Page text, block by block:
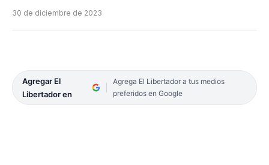
30 de diciembre de 2023
Agregar El
Libertador en
Agrega El Libertador a tus medios
preferidos en Google